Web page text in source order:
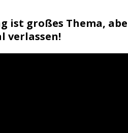
ist großes Thema,
verlassen!